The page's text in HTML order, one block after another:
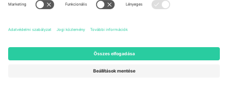
Newark, Delaware 19713, United
States
Engelberg, Switzerland